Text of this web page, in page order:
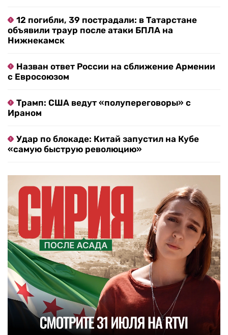
12 погибли, 39 пострадали: в Татарстане
объявили траур после атаки БПЛА на
Нижнекамск
Назван ответ России на сближение Армении
с Евросоюзом
Трамп: США ведут «полупереговоры» с
Ираном
Удар по блокаде: Китай запустил на Кубе
«самую быструю революцию»